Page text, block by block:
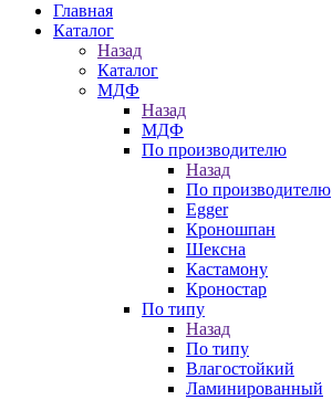
Главная
Каталог
Назад
Каталог
МДФ
Назад
МДФ
По производителю
Назад
По производителю
Egger
Кроношпан
Шексна
Кастамону
Кроностар
По типу
Назад
По типу
Влагостойкий
Ламинированный